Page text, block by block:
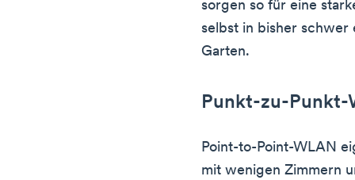
sorgen so für eine
selbst in bisher
Garten.
Punkt-zu-Punkt-
Point-to-Point-WLAN
mit wenigen Zimmern